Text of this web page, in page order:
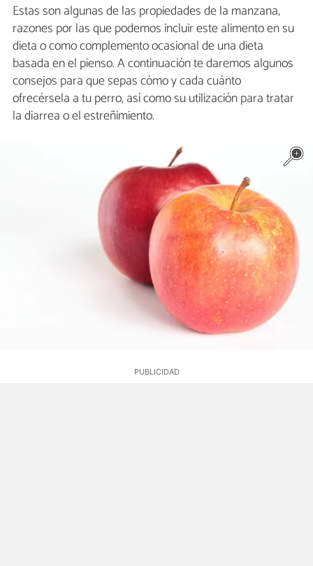
Estas son algunas de las propiedades de la manzana,
razones por las que podemos incluir este alimento en su
dieta o como complemento ocasional de una dieta
basada en el pienso. A continuación te daremos algunos
consejos para que sepas cómo y cada cuánto
ofrecérsela a tu perro, así como su utilización para tratar
la diarrea o el estreñimiento.